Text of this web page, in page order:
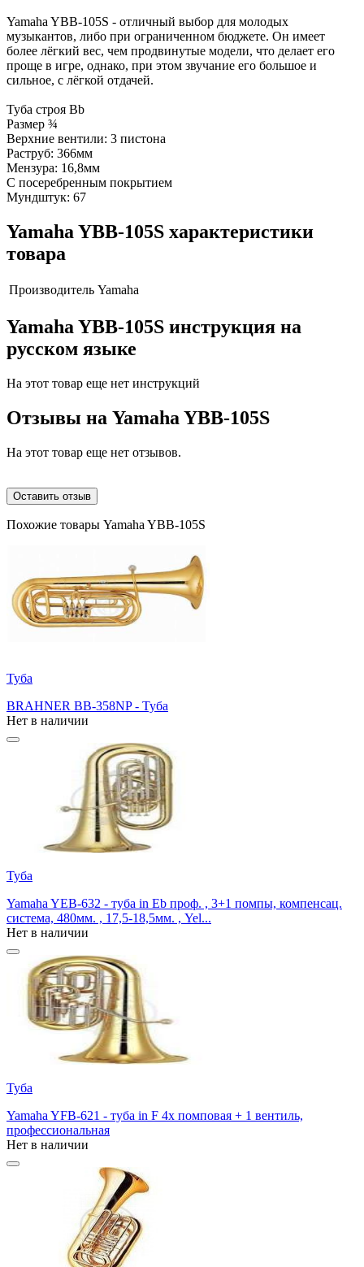
Yamaha YBB-105S - отличный выбор для молодых
музыкантов, либо при ограниченном бюджете. Он имеет
более лёгкий вес, чем продвинутые модели, что делает его
проще в игре, однако, при этом звучание его большое и
сильное, с лёгкой отдачей.
Туба строя Bb
Размер ¾
Верхние вентили: 3 пистона
Раструб: 366мм
Мензура: 16,8мм
С посеребренным покрытием
Мундштук: 67
Yamaha YBB-105S характеристики
товара
Производитель Yamaha
Yamaha YBB-105S инструкция на
русском языке
На этот товар еще нет инструкций
Отзывы на Yamaha YBB-105S
На этот товар еще нет отзывов.
Оставить отзыв
Похожие товары Yamaha YBB-105S
Туба
BRAHNER BB-358NP - Туба
Нет в наличии
Туба
Yamaha YEB-632 - туба in Eb проф. , 3+1 помпы, компенсац.
система, 480мм. , 17,5-18,5мм. , Yel...
Нет в наличии
Туба
Yamaha YFB-621 - туба in F 4х помповая + 1 вентиль,
профессиональная
Нет в наличии